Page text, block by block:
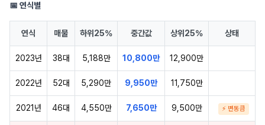
📅 연식별
연식 매물 하위25% 중간값 상위25% 상태
2023년 38대 5,188만 10,800만 12,900만
2022년 52대 5,290만 9,950만 11,750만
2021년 46대 4,550만 7,650만 9,500만 ⚡ 변동큼